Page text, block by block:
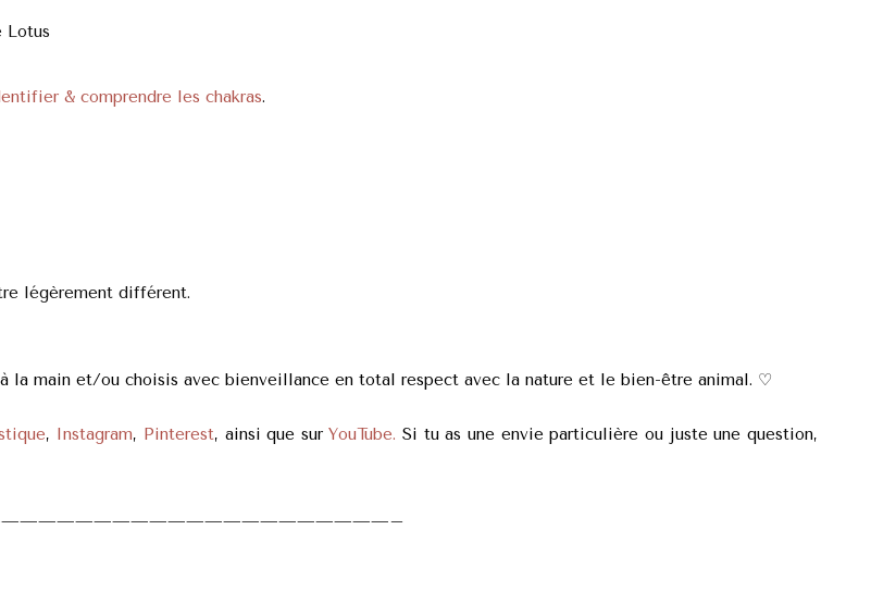
Lotus
& comprendre les chakras.
légèrement différent.
la main et/ou choisis avec bienveillance en total respect avec la nature et le bien-être animal. ♡
, Instagram, Pinterest, ainsi que surYouTube. Si tu as une envie particulière ou juste une question,